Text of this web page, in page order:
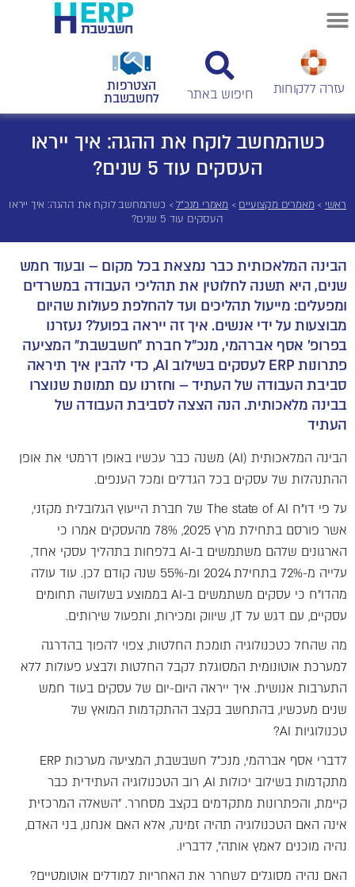
עזרה ללקוחות הצטרפות
לחשבשבת
כשהמחשב לוקח את ההגה: איך ייראו
העסקים עוד 5 שנים?
ראשי >מאמרים מקצועיים > מאמרי מנכ"ל> כשהמחשב לוקח את ההגה: איך ייראו
העסקים עוד 5 שנים?
הבינה המלאכותית כבר נמצאת בכל מקום – ובעוד חמש
שנים, היא תשנה לחלוטין את תהליכי העבודה במשרדים
ומפעלים: מייעול תהליכים ועד להחלפת פעולות שהיום
מבוצעות על ידי אנשים. איך זה ייראה בפועל? נעזרנו
בפרופ' אסף אברהמי, מנכ"ל חברת "חשבשבת" המציעה
פתרונות ERP לעסקים בשילוב AI, כדי להבין איך תיראה
סביבת העבודה של העתיד – וחזרנו עם תמונות שנוצרו
בבינה מלאכותית. הנה הצצה לסביבת העבודה של
העתיד
הבינה המלאכותית (AI) משנה כבר עכשיו באופן דרמטי את אופן
ההתנהלות של עסקים בכל הגדלים ומכל הענפים.
על פי דו"ח The state of AI של חברת הייעוץ הגלובלית מקזני,
אשר פורסם בתחילת מרץ 2025, 78% מהעסקים אמרו כי
הארגונים שלהם משתמשים ב-AI בלפחות בתהליך עסקי אחד,
עלייה מ-72% בתחילת 2024 ומ-55% שנה קודם לכן. עוד עולה
מהדו"ח כי עסקים משתמשים ב-AI בממוצע בשלושה תחומים
עסקיים, עם דגש על IT, שיווק ומכירות, ותפעול שירותים.
מה שהחל כטכנולוגיה תומכת החלטות, צפוי להפוך בהדרגה
למערכת אוטונומית המסוגלת לקבל החלטות ולבצע פעולות ללא
התערבות אנושית. איך ייראה היום-יום של עסקים בעוד חמש
שנים מעכשיו, בהתחשב בקצב ההתקדמות המואץ של
טכנולוגיות AI?
לדברי אסף אברהמי, מנכ"ל חשבשבת, המציעה מערכות ERP
מתקדמות בשילוב יכולות AI, רוב הטכנולוגיה העתידית כבר
קיימת, והפתרונות מתקדמים בקצב מסחרר. "השאלה המרכזית
אינה האם הטכנולוגיה תהיה זמינה, אלא האם אנחנו, בני האדם,
נהיה מוכנים לאמץ אותה", לדבריו.
האם נהיה מסוגלים לשחרר את האחריות למודלים אוטומטיים?